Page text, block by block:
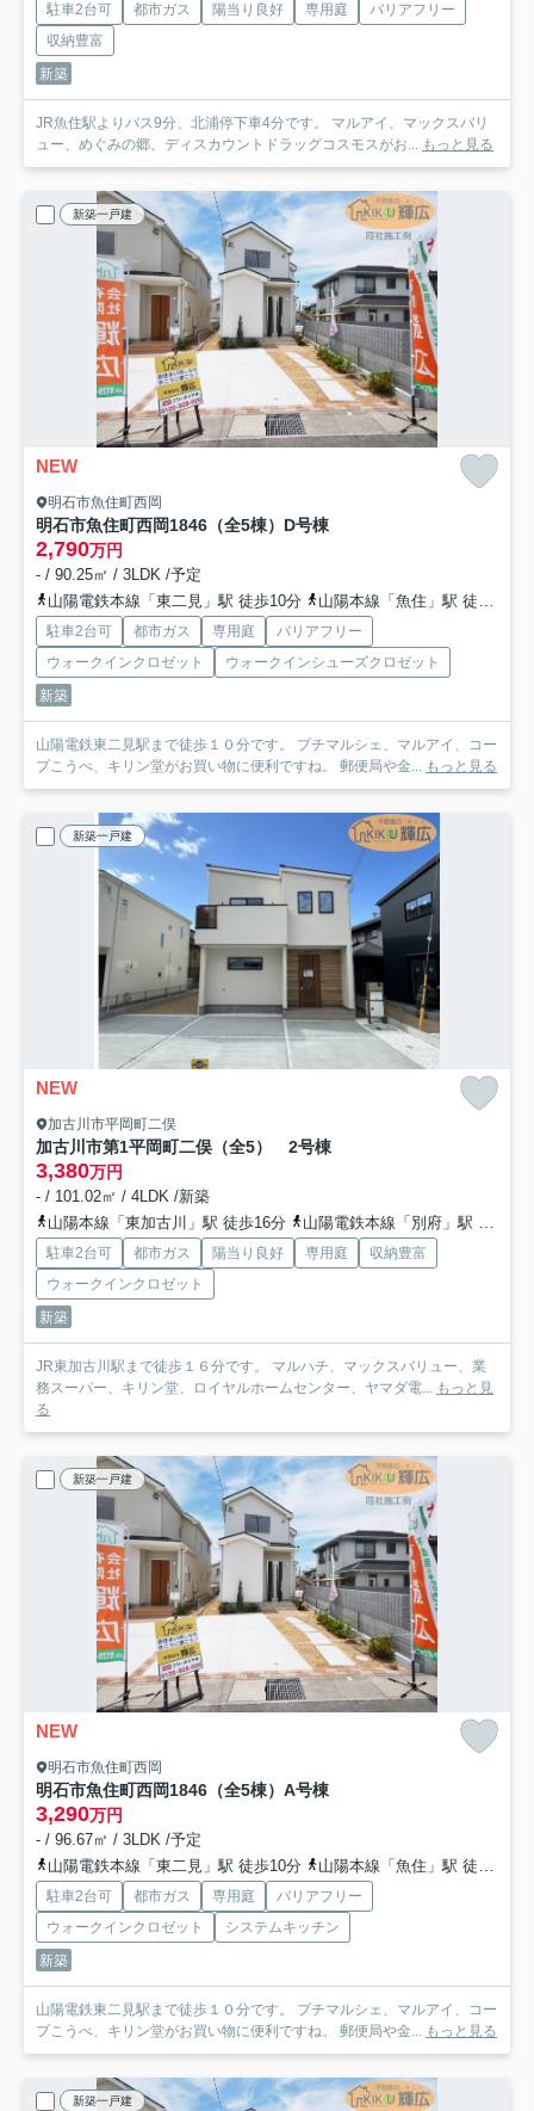
駐車2台可 都市ガス 陽当り良好 専用庭
バリアフリー
収納豊富
新築
JR魚住駅よりバス9分、北浦停下車4分です。 マルアイ、マックスバリ
ュー、めぐみの郷、ディスカウントドラッグコスモスがお... もっと見る
新築一戸建
NEW
明石市魚住町西岡
明石市魚住町西岡1846（全5棟）D号棟
2,790万円
- / 90.25㎡ / 3LDK /予定
山陽電鉄本線「東二見」駅 徒歩10分
山陽本線「魚住」駅 徒歩21分
駐車2台可 都市ガス 専用庭
バリアフリー
ウォークインクロゼット
ウォークインシューズクロゼット
新築
山陽電鉄東二見駅まで徒歩１０分です。 プチマルシェ、マルアイ、コー
プこうべ、キリン堂がお買い物に便利ですね。 郵便局や金... もっと見る
新築一戸建
NEW
加古川市平岡町二俣
加古川市第1平岡町二俣（全5） 2号棟
3,380万円
- / 101.02㎡ / 4LDK /新築
山陽本線「東加古川」駅 徒歩16分
山陽電鉄本線「別府」駅 徒歩24分
駐車2台可 都市ガス 陽当り良好 専用庭
収納豊富
ウォークインクロゼット
新築
JR東加古川駅まで徒歩１６分です。 マルハチ、マックスバリュー、業
務スーパー、キリン堂、ロイヤルホームセンター、ヤマダ電... もっと見
る
新築一戸建
NEW
明石市魚住町西岡
明石市魚住町西岡1846（全5棟）A号棟
3,290万円
- / 96.67㎡ / 3LDK /予定
山陽電鉄本線「東二見」駅 徒歩10分
山陽本線「魚住」駅 徒歩21分
駐車2台可 都市ガス 専用庭
バリアフリー
ウォークインクロゼット
システムキッチン
新築
山陽電鉄東二見駅まで徒歩１０分です。 プチマルシェ、マルアイ、コー
プこうべ、キリン堂がお買い物に便利ですね。 郵便局や金... もっと見る
新築一戸建